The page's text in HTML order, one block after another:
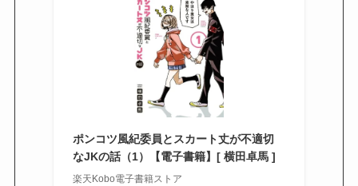
ポンコツ風紀委員とスカート丈が不適切
なJKの話（1）【電子書籍】[ 横田卓馬 ]
楽天Kobo電子書籍ストア